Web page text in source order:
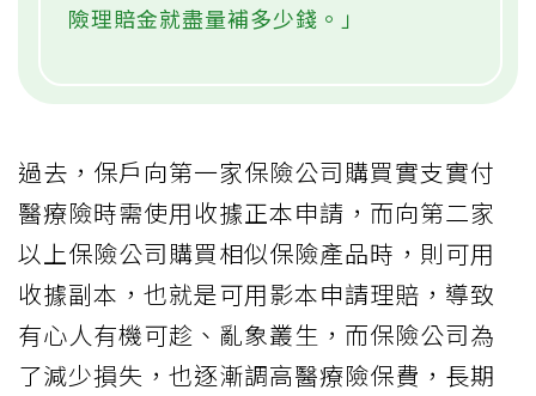
險理賠金就盡量補多少錢。」
過去，保戶向第一家保險公司購買實支實付
醫療險時需使用收據正本申請，而向第二家
以上保險公司購買相似保險產品時，則可用
收據副本，也就是可用影本申請理賠，導致
有心人有機可趁、亂象叢生，而保險公司為
了減少損失，也逐漸調高醫療險保費，長期